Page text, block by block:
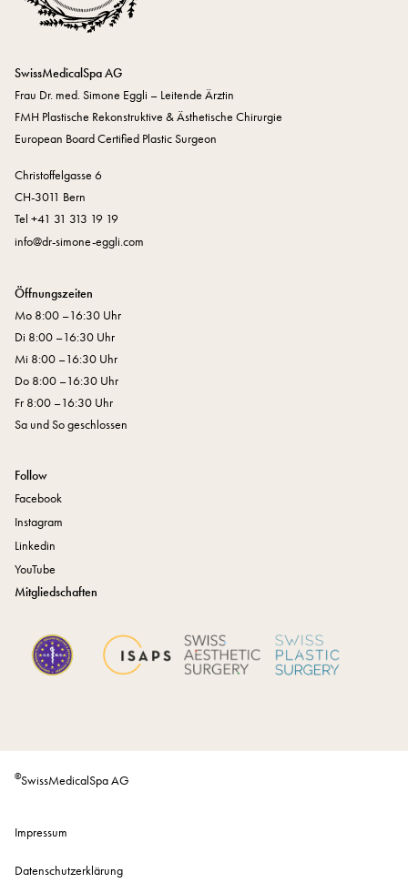
SwissMedicalSpa AG
Frau Dr. med. Simone Eggli – Leitende Ärztin
FMH Plastische Rekonstruktive & Ästhetische Chirurgie
European Board Certified Plastic Surgeon
Christoffelgasse 6
CH-3011 Bern
Tel +41 31 313 19 19
nf
dr-s m n - ggl c m
Öffnungszeiten
Mo 8:00 –16:30 Uhr
Di 8:00 –16:30 Uhr
Mi 8:00 –16:30 Uhr
Do 8:00 –16:30 Uhr
Fr 8:00 –16:30 Uhr
Sa und So geschlossen
Follow
Facebook
Instagram
Linkedin
YouTube
Mitgliedschaften
©SwissMedicalSpa AG
Impressum
Datenschutzerklärung